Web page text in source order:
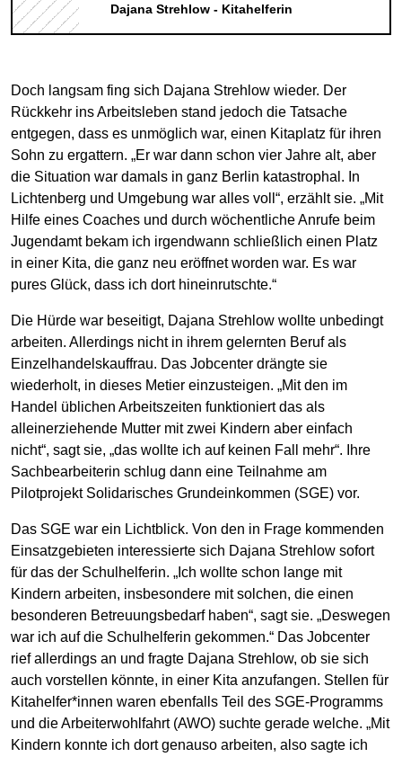
Dajana Strehlow - Kitahelferin
Doch langsam fing sich Dajana Strehlow wieder. Der
Rückkehr ins Arbeitsleben stand jedoch die Tatsache
entgegen, dass es unmöglich war, einen Kitaplatz für ihren
Sohn zu ergattern. „Er war dann schon vier Jahre alt, aber
die Situation war damals in ganz Berlin katastrophal. In
Lichtenberg und Umgebung war alles voll“, erzählt sie. „Mit
Hilfe eines Coaches und durch wöchentliche Anrufe beim
Jugendamt bekam ich irgendwann schließlich einen Platz
in einer Kita, die ganz neu eröffnet worden war. Es war
pures Glück, dass ich dort hineinrutschte.“
Die Hürde war beseitigt, Dajana Strehlow wollte unbedingt
arbeiten. Allerdings nicht in ihrem gelernten Beruf als
Einzelhandelskauffrau. Das Jobcenter drängte sie
wiederholt, in dieses Metier einzusteigen. „Mit den im
Handel üblichen Arbeitszeiten funktioniert das als
alleinerziehende Mutter mit zwei Kindern aber einfach
nicht“, sagt sie, „das wollte ich auf keinen Fall mehr“. Ihre
Sachbearbeiterin schlug dann eine Teilnahme am
Pilotprojekt Solidarisches Grundeinkommen (SGE) vor.
Das SGE war ein Lichtblick. Von den in Frage kommenden
Einsatzgebieten interessierte sich Dajana Strehlow sofort
für das der Schulhelferin. „Ich wollte schon lange mit
Kindern arbeiten, insbesondere mit solchen, die einen
besonderen Betreuungsbedarf haben“, sagt sie. „Deswegen
war ich auf die Schulhelferin gekommen.“ Das Jobcenter
rief allerdings an und fragte Dajana Strehlow, ob sie sich
auch vorstellen könnte, in einer Kita anzufangen. Stellen für
Kitahelfer*innen waren ebenfalls Teil des SGE-Programms
und die Arbeiterwohlfahrt (AWO) suchte gerade welche. „Mit
Kindern konnte ich dort genauso arbeiten, also sagte ich